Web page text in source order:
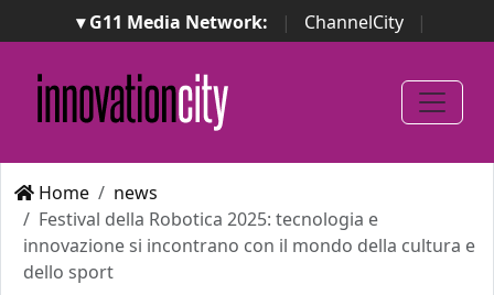
▾ G11 Media Network: | ChannelCity
|
ImpresaCity | SecurityOpenLab | Italian Channel
Awards
Italian Project Awards
Italian Security
Awards
Home
news
Festival della Robotica 2025: tecnologia e
innovazione si incontrano con il mondo della cultura e
dello sport